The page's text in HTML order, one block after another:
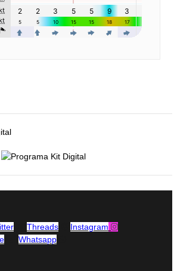
Threads
Instagram
Whatsapp